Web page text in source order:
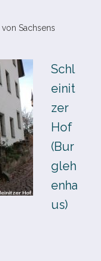
von Sachsens
Schl
einit
zer
Hof
(Bur
gleh
enha
us)